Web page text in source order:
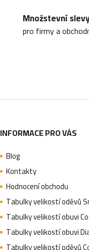
Množstevní
pro firmy a
INFORMACE PRO VÁS
Blog
Kontakty
Hodnocení obchodu
Tabulky velikostí oděvů
Tabulky velikostí obuvi
Tabulky velikostí obuvi